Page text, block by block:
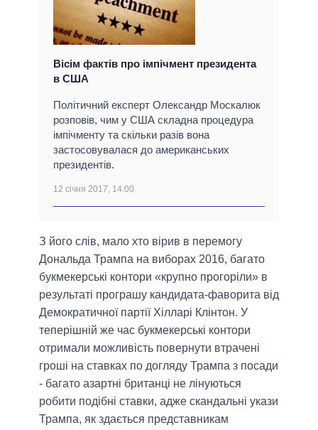
Вісім фактів про імпічмент президента
в США
Політичний експерт Олександр Москалюк
розповів, чим у США складна процедура
імпічменту та скільки разів вона
застосовувалася до американських
президентів.
12 січня 2017, 14:00
З його слів, мало хто вірив в перемогу
Дональда Трампа на виборах 2016, багато
букмекерські контори «крупно прогоріли» в
результаті програшу кандидата-фаворита від
Демократичної партії Хілларі Клінтон. У
теперішній же час букмекерські контори
отримали можливість повернути втрачені
гроші на ставках по догляду Трампа з посади
- багато азартні британці не лінуються
робити подібні ставки, адже скандальні укази
Трампа, як здається представникам